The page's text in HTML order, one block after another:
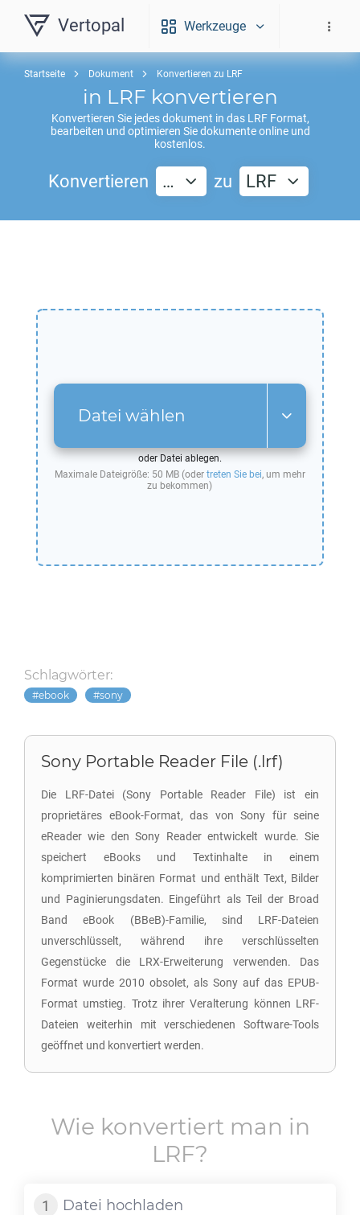
Vertopal Werkzeuge
Startseite Dokument Konvertieren zu LRF
in LRF konvertieren
Konvertieren Sie jedes dokument in das LRFFormat,
bearbeiten und optimieren Sie dokumente online und
kostenlos.
Konvertieren … zu LRF
Datei wählen
oder Datei ablegen.
Maximale Dateigröße: 50 MB (oder treten Sie bei, um mehr
zu bekommen)
Schlagwörter:
ebook sony
Sony Portable Reader File (.lrf)
Die LRF-Datei (Sony Portable Reader File) ist ein
proprietäres eBook-Format, das von Sony für seine
eReader wie den Sony Reader entwickelt wurde. Sie
speichert eBooks und Textinhalte in einem
komprimierten binären Format und enthält Text, Bilder
und Paginierungsdaten. Eingeführt als Teil der Broad
Band eBook (BBeB)-Familie, sind LRF-Dateien
unverschlüsselt, während ihre verschlüsselten
Gegenstücke die LRX-Erweiterung verwenden. Das
Format wurde 2010 obsolet, als Sony auf das EPUB-
Format umstieg. Trotz ihrer Veralterung können LRF-
Dateien weiterhin mit verschiedenen Software-Tools
geöffnet und konvertiert werden.
Wie konvertiert man in
LRF?
Datei hochladen